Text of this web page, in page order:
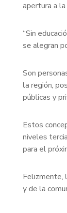
apertura a
“Sin
se alegran
Son
la región,
públicas y
Estos
niveles
para el
Felizmente,
y de la